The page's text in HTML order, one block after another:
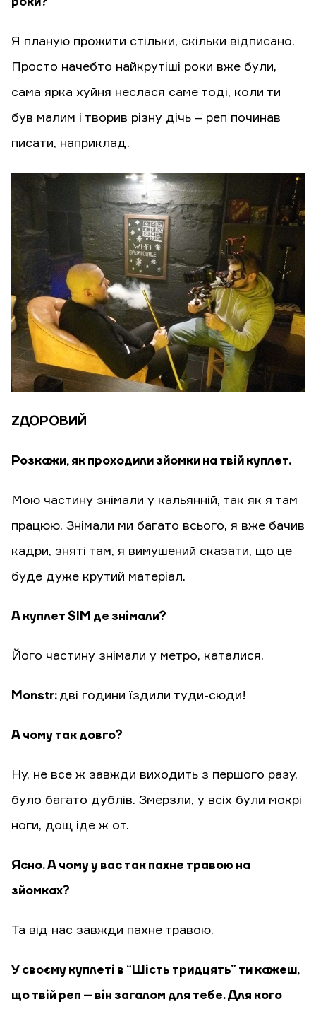
Я планую прожити стільки, скільки відписано.
Просто начебто найкрутіші роки вже були,
сама ярка хуйня неслася саме тоді, коли ти
був малим і творив різну дічь – реп починав
писати, наприклад.
ZДОРОВИЙ
Розкажи, як проходили зйомки на твій куплет.
Мою частину знімали у кальянній, так як я там
працюю. Знімали ми багато всього, я вже бачив
кадри, зняті там, я вимушений сказати, що це
буде дуже крутий матеріал.
А куплет SIM де знімали?
Його частину знімали у метро, каталися.
Monstr: дві години їздили туди-сюди!
А чому так довго?
Ну, не все ж завжди виходить з першого разу,
було багато дублів. Змерзли, у всіх були мокрі
ноги, дощ іде ж от.
Ясно. А чому у вас так пахне травою на
зйомках?
Та від нас завжди пахне травою.
У своєму куплеті в “Шість тридцять” ти кажеш,
що твій реп – він загалом для тебе. Для кого